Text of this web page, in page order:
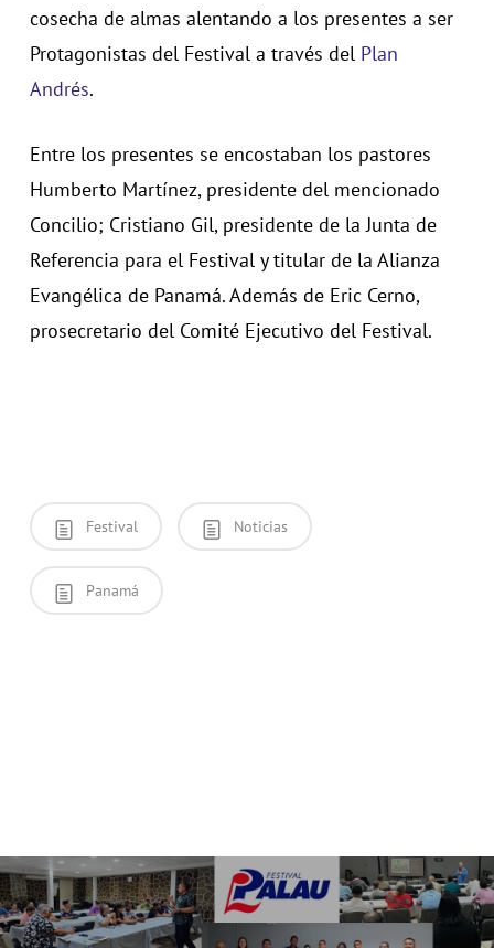
cosecha de almas alentando a los presentes a ser
Protagonistas del Festival a través del Plan
Andrés.
Entre los presentes se encostaban los pastores
Humberto Martínez, presidente del mencionado
Concilio; Cristiano Gil, presidente de la Junta de
Referencia para el Festival y titular de la Alianza
Evangélica de Panamá. Además de Eric Cerno,
prosecretario del Comité Ejecutivo del Festival.
Festival Noticias
Panamá